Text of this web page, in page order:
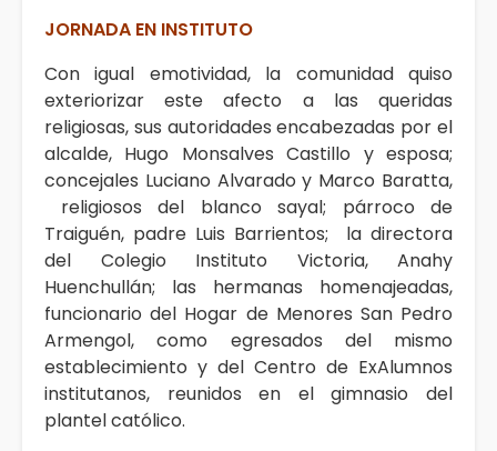
JORNADA EN INSTITUTO
Con igual emotividad, la comunidad quiso
exteriorizar este afecto a las queridas
religiosas, sus autoridades encabezadas por el
alcalde, Hugo Monsalves Castillo y esposa;
concejales Luciano Alvarado y Marco Baratta,
religiosos del blanco sayal; párroco de
Traiguén, padre Luis Barrientos; la directora
del Colegio Instituto Victoria, Anahy
Huenchullán; las hermanas homenajeadas,
funcionario del Hogar de Menores San Pedro
Armengol, como egresados del mismo
establecimiento y del Centro de ExAlumnos
institutanos, reunidos en el gimnasio del
plantel católico.